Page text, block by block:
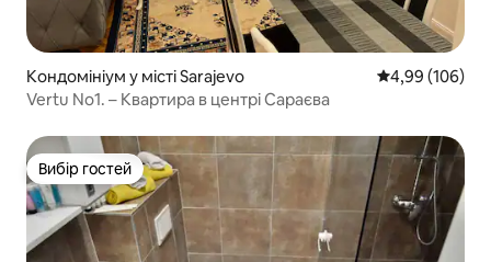
Кондомініум у місті Sarajevo Середня
4,99 (106)
Vertu No1. – Квартира в центрі Сараєва
Вибір гостей
Вибір гостей